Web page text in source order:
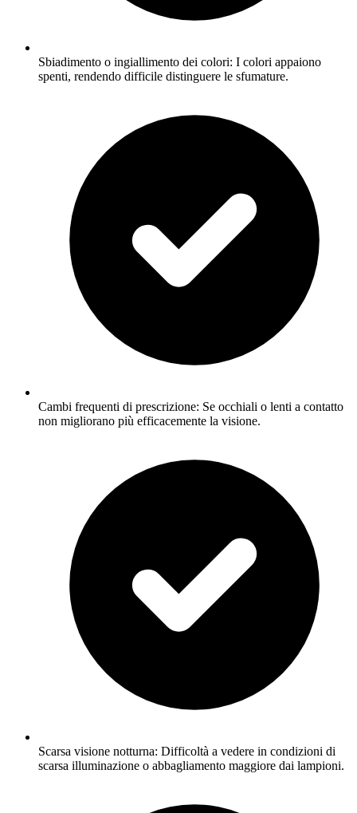
Sbiadimento o ingiallimento dei colori: I colori appaiono
spenti, rendendo difficile distinguere le sfumature.
Cambi frequenti di prescrizione: Se occhiali o lenti a contatto
non migliorano più efficacemente la visione.
Scarsa visione notturna: Difficoltà a vedere in condizioni di
scarsa illuminazione o abbagliamento maggiore dai lampioni.